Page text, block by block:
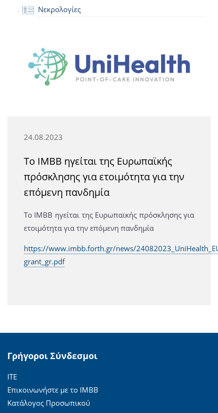
Νεκρολογίες
24.08.2023
Το ΙΜΒΒ ηγείται της Ευρωπαϊκής
πρόσκλησης για ετοιμότητα για την
επόμενη πανδημία
Το ΙΜΒΒ ηγείται της Ευρωπαϊκής πρόσκλησης για
ετοιμότητα για την επόμενη πανδημία
https://www.imbb.forth.gr/news/
grant_gr.pdf
Γρήγοροι Σύνδεσμοι
ΙΤΕ
Επικοινωνήστε με το ΙΜΒΒ
Κατάλογος Προσωπικού